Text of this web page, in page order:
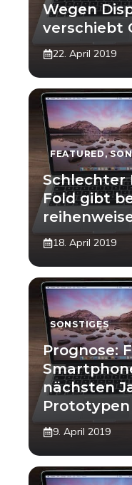
Wegen
verschiebt
22. April 2019
FEATURED,
Schlechter
Fold gibt
18. April 2019
SONSTIGES
Prognose:
nächsten
Prototypen
9. April 2019